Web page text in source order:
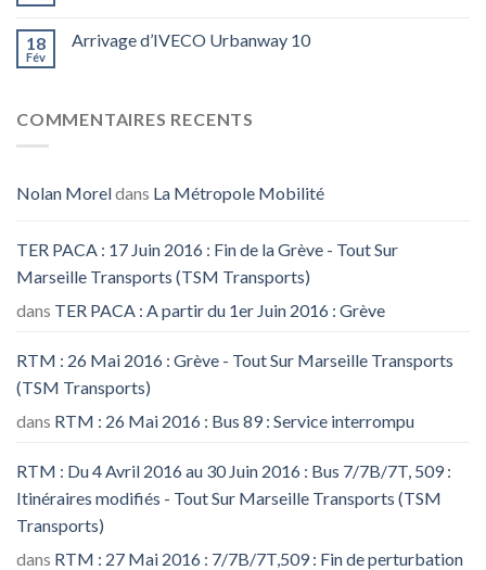
18
Fév
Arrivage d’IVECO Urbanway 10
COMMENTAIRES RECENTS
Nolan Moreldans La Métropole Mobilité
TER PACA : 17 Juin 2016 : Fin de la Grève - Tout Sur
Marseille Transports (TSM Transports)
dans TER PACA : A partir du 1er Juin 2016 : Grève
RTM : 26 Mai 2016 : Grève - Tout Sur Marseille Transports
(TSM Transports)
dans RTM : 26 Mai 2016 : Bus 89 : Service interrompu
RTM : Du 4 Avril 2016 au 30 Juin 2016 : Bus 7/7B/7T, 509 :
Itinéraires modifiés - Tout Sur Marseille Transports (TSM
Transports)
dans RTM : 27 Mai 2016 : 7/7B/7T,509 : Fin de perturbation